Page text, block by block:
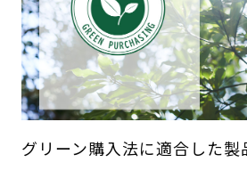
グリーン購入法に適合した製